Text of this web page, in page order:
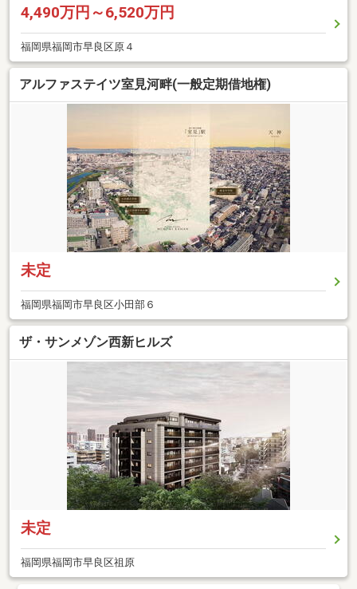
4,490万円～6,520万円
福岡県福岡市早良区原４
アルファステイツ室見河畔(一般定期借地権)
未定
福岡県福岡市早良区小田部６
ザ・サンメゾン西新ヒルズ
未定
福岡県福岡市早良区祖原